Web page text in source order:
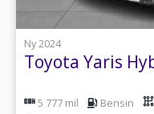
Ny 2024
Toyota Yaris
5 777 mil Bensin